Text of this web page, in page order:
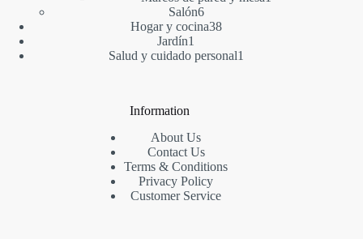
Salón66
productos
Hogar y cocina3838
Jardín1
producto
Salud y cuidado personal1
Information
About Us
Contact Us
Terms & Conditions
Privacy Policy
Customer Service